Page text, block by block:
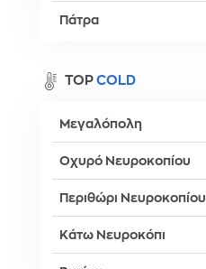
Πάτρα
TOP COLD
Μεγαλόπολη
Οχυρό Νευροκοπίου
Περιθώρι Νευροκοπίου
Κάτω Νευροκόπι